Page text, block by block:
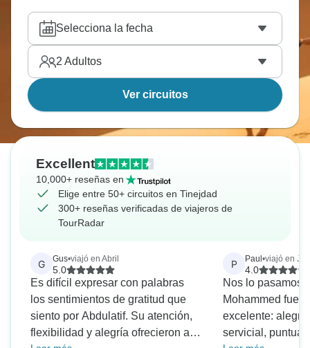
Selecciona la fecha
2 Adultos
Ver circuitos
Excellent
10,000+ reseñas en
Elige entre 50+ circuitos en Tinejdad
300+ reseñas verificadas de viajeros de
TourRadar
G Gus•viajó en Abril
5.0
Es difícil expresar con palabras
los sentimientos de gratitud que
siento por Abdulatif. Su atención,
flexibilidad y alegría ofrecieron a
P Paul •viajó en
4.0
Nos lo pasamos
Mohammed fue
excelente:
servicial, puntual